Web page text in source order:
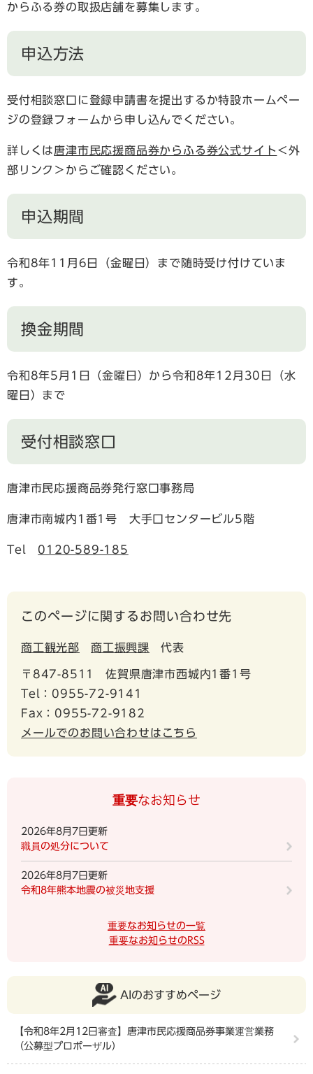
からふる券の取扱店舗を募集します。
申込方法
受付相談窓口に登録申請書を提出するか特設ホームペー
ジの登録フォームから申し込んでください。
詳しくは唐津市民応援商品券からふる券公式サイト ＜外
部リンク＞ からご確認ください。
申込期間
令和8年11月6日（金曜日）まで随時受け付けていま
す。
換金期間
令和8年5月1日（金曜日）から令和8年12月30日（水
曜日）まで
受付相談窓口
唐津市民応援商品券発行窓口事務局
唐津市南城内1番1号 大手口センタービル5階
Tel 0120-589-185
このページに関するお問い合わせ先
商工観光部 商工振興課 代表
〒847-8511
佐賀県唐津市西城内1番1号
Tel：0955-72-9141
Fax：0955-72-9182
メールでのお問い合わせはこちら
重要なお知らせ
2026年8月7日更新
職員の処分について
2026年8月7日更新
令和8年熊本地震の被災地支援
重要なお知らせの一覧
重要なお知らせのRSS
AIのおすすめページ
【令和8年2月12日審査】唐津市民応援商品券事業運営業務
（公募型プロポーザル）